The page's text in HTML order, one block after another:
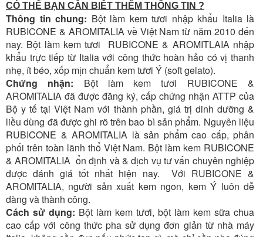
CÓ THỂ BẠN CẦN BIẾT THÊM THÔNG TIN ?
Thông tin chung: Bột làm kem tươi nhập khẩu Italia là
RUBICONE & AROMITALIA về Việt Nam từ năm 2010 đến
nay. Bột làm kem tươi RUBICONE & AROMITLAIA nhập
khẩu trực tiếp từ Italia với công thức hoàn hảo có vị thanh
nhẹ, ít béo, xốp mịn chuẩn kem tươi Ý (soft gelato).
Chứng nhận: Bột làm kem tươi RUBICONE &
AROMITALIA đã được đăng ký, cấp chứng nhận ATTP của
Bộ y tế tại Việt Nam với thành phần, giá trị dinh dưỡng &
liều dùng đã được ghi rõ trên bao bì sản phẩm. Nguyên liệu
RUBICONE & AROMITALIA là sản phẩm cao cấp, phân
phối trên toàn lãnh thổ Việt Nam. Bột làm kem RUBICONE
& AROMITALIA ổn định và & dịch vụ tư vấn chuyên nghiệp
được đánh giá tốt nhất hiện nay. Với RUBICONE &
AROMITALIA, người sản xuất kem ngon, kem Ý luôn dễ
dàng và thành công.
Cách sử dụng: Bột làm kem tươi, bột làm kem sữa chua
cao cấp với công thức pha sử dụng đơn giản từ nhà máy